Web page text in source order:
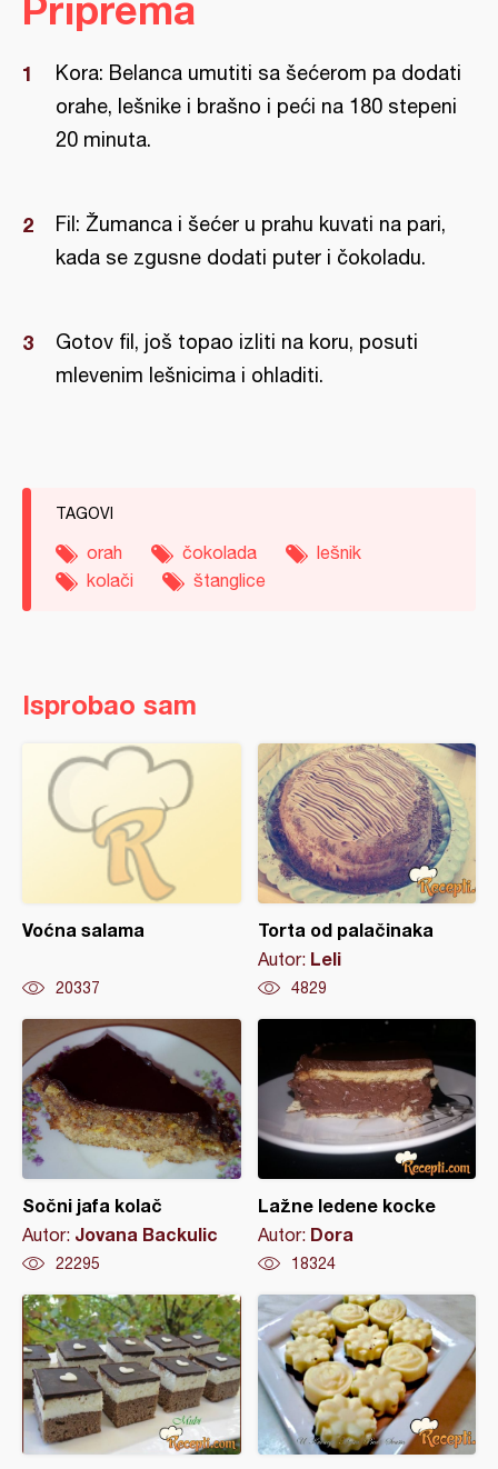
Kora: Belanca umutiti sa šećerom pa dodati
orahe, lešnike i brašno i peći na 180 stepeni
20 minuta.
Fil: Žumanca i šećer u prahu kuvati na pari,
kada se zgusne dodati puter i čokoladu.
Gotov fil, još topao izliti na koru, posuti
mlevenim lešnicima i ohladiti.
TAGOVI
orah čokolada
lešnik
kolači
štanglice
Isprobao sam
Voćna salama
20337
Torta od palačinaka
Autor: Leli
4829
Sočni jafa kolač
Autor: Jovana Backulic
22295
Lažne ledene kocke
Autor: Dora
18324